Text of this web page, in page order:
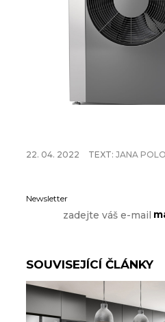
22. 04. 2022 TEXT: JANA
Newsletter
SOUVISEJÍCÍ ČLÁNKY